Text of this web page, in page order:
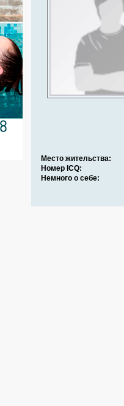
Место жительства:
Номер ICQ:
Немного о себе: